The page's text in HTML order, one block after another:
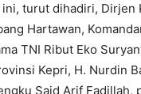
turut dihadiri, Dirjen
Hartawan,
TNI Ribut Eko
Kepri, H. Nurdin
Said Arif Fadillah,